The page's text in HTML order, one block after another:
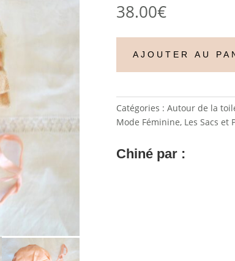
38.00€
AJOUTER AU
Catégories : Autour de la
Mode Féminine, Les Sacs et
Chiné par :